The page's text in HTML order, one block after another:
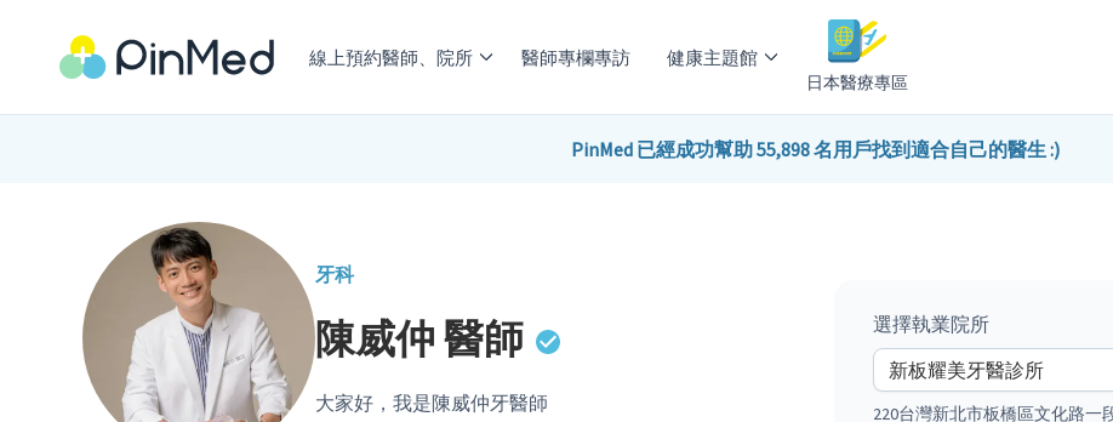
線上預約醫師、院所 醫師專欄專訪 健康主題館
日本醫療專區
PinMed 已經成功幫助 55,898 名用戶找到適合自己的醫生 :)
牙科
陳威仲醫師
大家好，我是陳威仲牙醫師
選擇執業院所
220台灣新北市板橋區文化路一